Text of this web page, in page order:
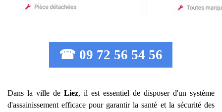
☎ 09 72 56 54 56
Dans la ville de Liez, il est essentiel de disposer d'un système
d'assainissement efficace pour garantir la santé et la sécurité des